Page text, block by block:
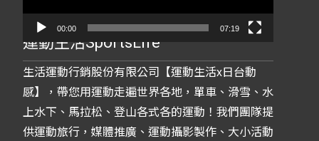
00:00 07:19
運動生活SportsLife
生活運動行銷股份有限公司【運動生活x日台動
感】，帶您用運動走遍世界各地，單車、滑雪、水
上水下、馬拉松、登山各式各的運動！我們團隊提
供運動旅行，媒體推廣、運動攝影製作、大小活動